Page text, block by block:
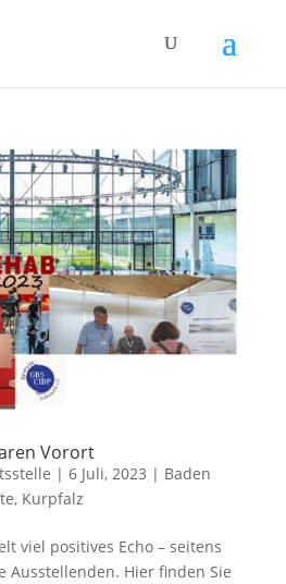
Vorort
| 6 Juli, 2023 | Baden
, Kurpfalz
viel positives Echo – seitens
Ausstellenden. Hier finden Sie